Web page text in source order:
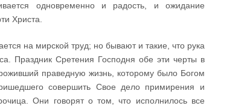
одновременно и радость, и ожидание
Христа.
на мирской труд; но бывают и такие, что рука
Праздник Сретения Господня обе эти черты в
праведную жизнь, которому было Богом
совершить Свое дело примирения и
Они говорят о том, что исполнилось все